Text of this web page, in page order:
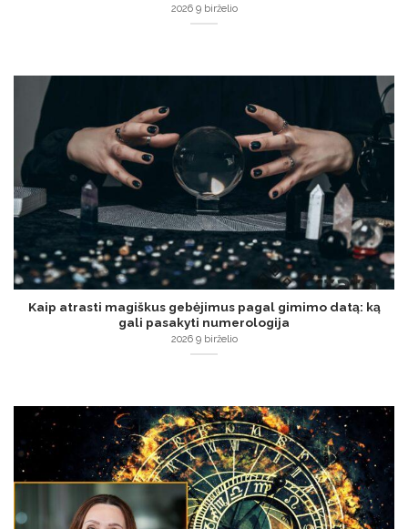
2026 9 birželio
Kaip atrasti magiškus gebėjimus pagal gimimo datą: ką
gali pasakyti numerologija
2026 9 birželio